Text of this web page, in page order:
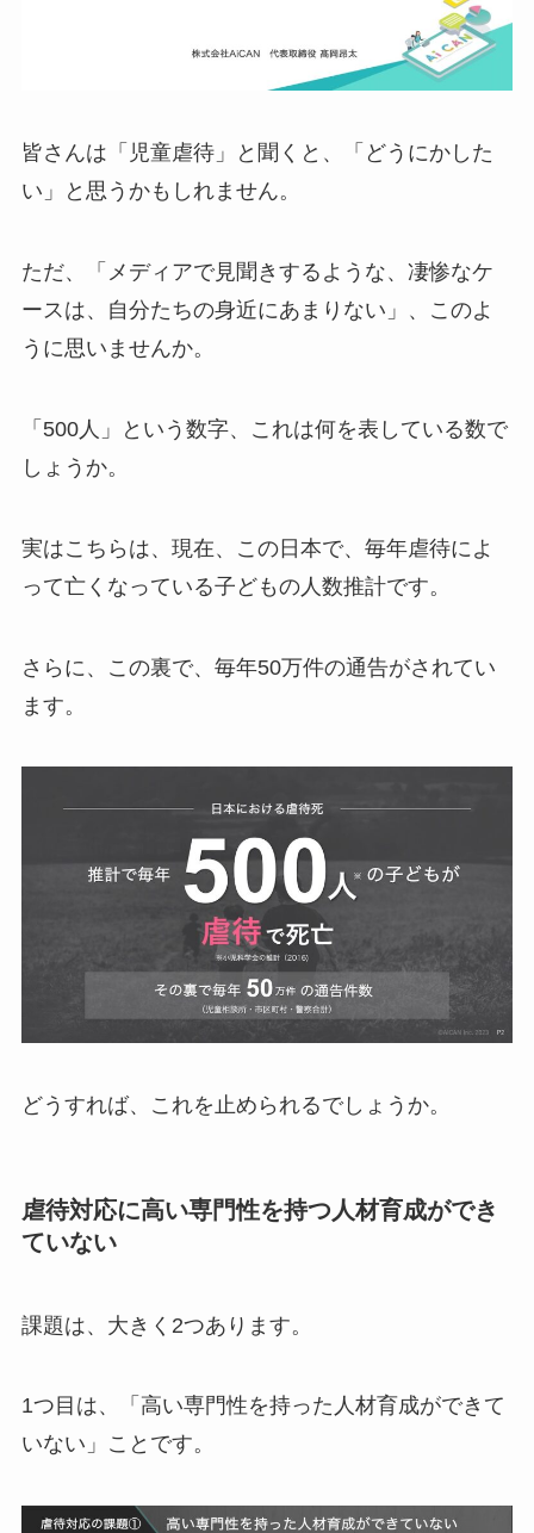
皆さんは「児童虐待」と聞くと、「どうにかした
い」と思うかもしれません。
ただ、「メディアで見聞きするような、凄惨なケ
ースは、自分たちの身近にあまりない」、このよ
うに思いませんか。
「500人」という数字、これは何を表している数で
しょうか。
実はこちらは、現在、この日本で、毎年虐待によ
って亡くなっている子どもの人数推計です。
さらに、この裏で、毎年50万件の通告がされてい
ます。
どうすれば、これを止められるでしょうか。
虐待対応に高い専門性を持つ人材育成ができ
ていない
課題は、大きく2つあります。
1つ目は、「高い専門性を持った人材育成ができて
いない」ことです。